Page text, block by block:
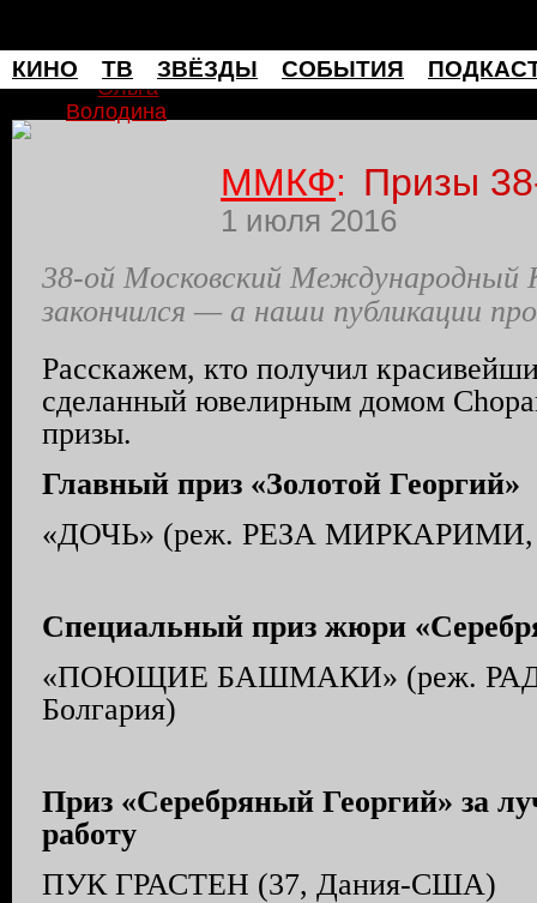
КИНО ТВ ЗВЁЗДЫ СОБЫТИЯ
Ольга
Володина
ММКФ: Призы
1 июля 2016
38-ой Московский Международный
закончился — а наши публикации
Расскажем, кто получил
сделанный ювелирным домом
призы.
Главный приз «Золотой Георгий»
«ДОЧЬ» (реж. РЕЗА МИРКАРИМИ,
Специальный приз жюри
«ПОЮЩИЕ БАШМАКИ» (реж.
Болгария)
Приз «Серебряный Георгий» за
работу
ПУК ГРАСТЕН (37, Дания-США)